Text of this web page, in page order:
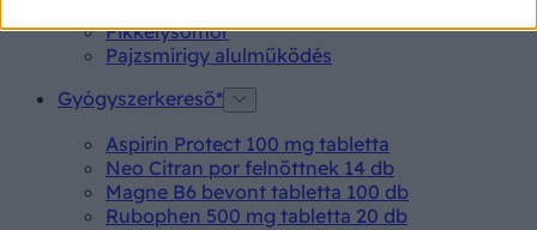
Pikkelysömör
Pajzsmirigy alulműködés
Gyógyszerkereső*
Aspirin Protect 100 mg tabletta
Neo Citran por felnőttnek 14 db
Magne B6 bevont tabletta 100 db
Rubophen 500 mg tabletta 20 db